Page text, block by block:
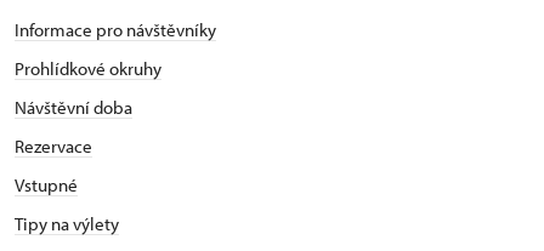
Informace pro návštěvníky
Prohlídkové okruhy
Návštěvní doba
Rezervace
Vstupné
Tipy na výlety